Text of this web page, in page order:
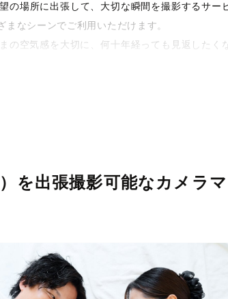
の場所に出張して、大切な瞬間を撮影するサー
なシーンでご利用いただけます。
の空気感を大切に、何十年経っても見返したく
囲気を残しつつも、おしゃれで洗練された仕上が
す。まずは、ラブグラフの
を出張撮影可能なカメラマ